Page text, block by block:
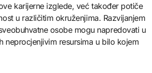
karijerne izglede, već također potiče
u različitim okruženjima. Razvijanjem
osobe mogu napredovati u
neprocjenjivim resursima u bilo kojem